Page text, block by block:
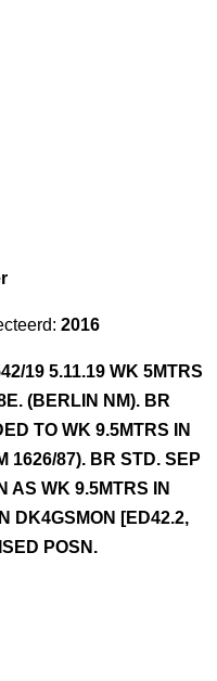
2016
19 5.11.19 WK 5MTRS
(BERLIN NM). BR
TO WK 9.5MTRS IN
1626/87). BR STD. SEP
AS WK 9.5MTRS IN
DK4GSMON [ED42.2,
POSN.